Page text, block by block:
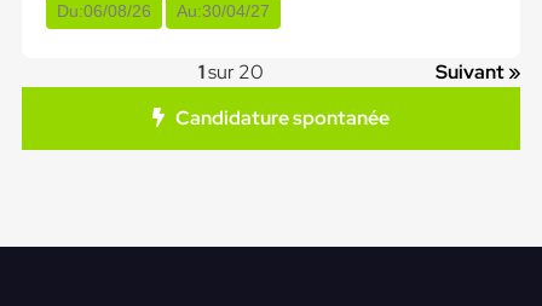
Du:06/08/26 Au:30/04/27
1sur 20
Suivant »
Candidature spontanée